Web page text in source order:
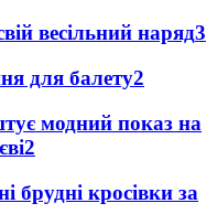
весільний наряд3
для балету2
модний показ на
2
брудні кросівки за